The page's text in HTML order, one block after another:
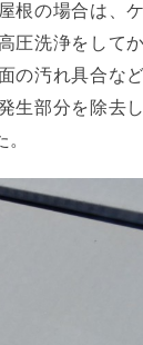
根の場合は、
圧洗浄をして
の汚れ具合な
生部分を除去